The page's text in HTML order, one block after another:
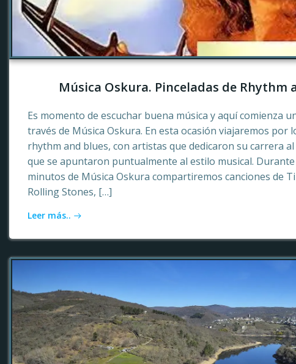
Música Oskura. Pinceladas de Rhythm
Es momento de escuchar buena música y aquí comienza
través de Música Oskura. En esta ocasión viajaremos por
rhythm and blues, con artistas que dedicaron su carrera
que se apuntaron puntualmente al estilo musical.
minutos de Música Oskura compartiremos canciones de
Rolling Stones, […]
Leer más..